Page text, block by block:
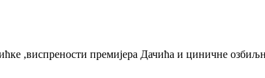
,виспрености премијера Дачића и циничне